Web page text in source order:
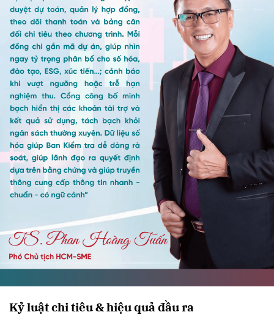
Kỷ luật chi tiêu & hiệu quả đầu ra